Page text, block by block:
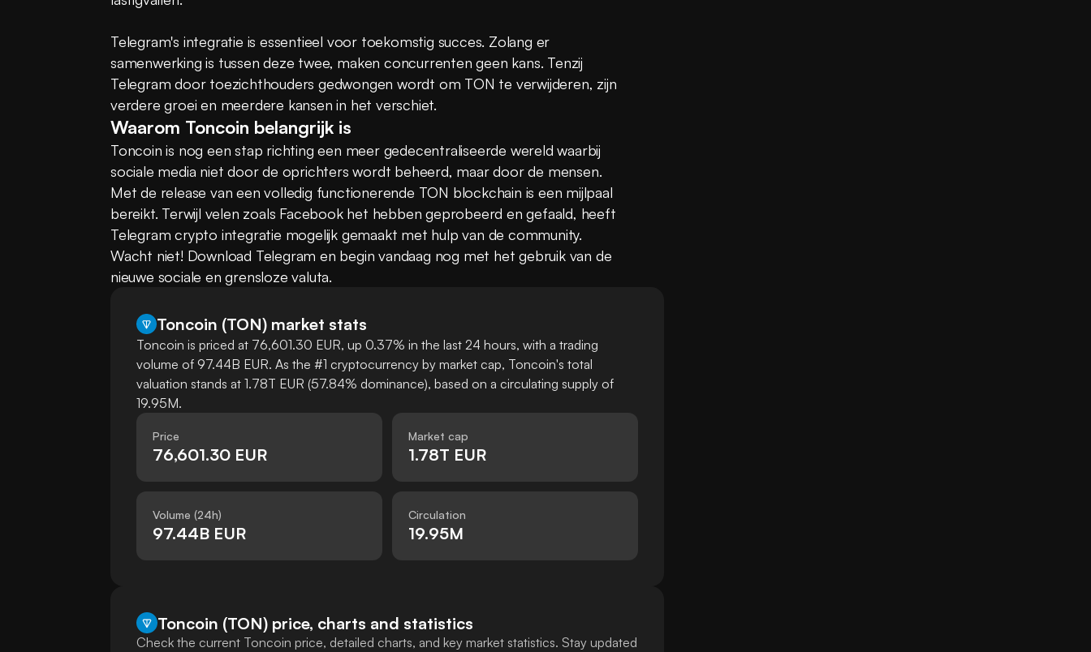
Telegram's integratie is essentieel voor toekomstig succes. Zolang er
samenwerking is tussen deze twee, maken concurrenten geen kans. Tenzij
Telegram door toezichthouders gedwongen wordt om TON te verwijderen, zijn
verdere groei en meerdere kansen in het verschiet.
Waarom Toncoin belangrijk is
Toncoin is nog een stap richting een meer gedecentraliseerde wereld waarbij
sociale media niet door de oprichters wordt beheerd, maar door de mensen.
Met de release van een volledig functionerende TON blockchain is een mijlpaal
bereikt. Terwijl velen zoals Facebook het hebben geprobeerd en gefaald, heeft
Telegram crypto integratie mogelijk gemaakt met hulp van de community.
Wacht niet! Download Telegram en begin vandaag nog met het gebruik van de
nieuwe sociale en grensloze valuta.
Toncoin (TON) market stats
Toncoin is priced at 76,601.30 EUR, up 0.37% in the last 24 hours, with a trading
volume of 97.44B EUR. As the #1 cryptocurrency by market cap, Toncoin's total
valuation stands at 1.78T EUR (57.84% dominance), based on a circulating supply of
19.95M.
Price
76,601.30 EUR
Market cap
1.78T EUR
Volume (24h)
97.44B EUR
Circulation
19.95M
Toncoin (TON) price, charts and statistics
Check the current Toncoin price, detailed charts, and key market statistics. Stay updated